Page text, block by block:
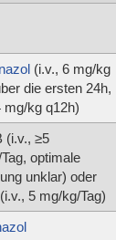
(i.v., 6 mg/kg
die ersten 24h,
mg/kg q12h)
(i.v., ≥5
optimale
unklar) oder
5 mg/kg/Tag)